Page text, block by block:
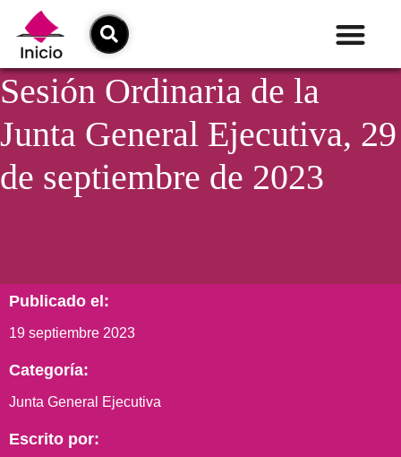
Sesión Ordinaria de la
Junta General Ejecutiva, 29
de septiembre de 2023
Publicado el:
19 septiembre 2023
Categoría:
Junta General Ejecutiva
Escrito por: